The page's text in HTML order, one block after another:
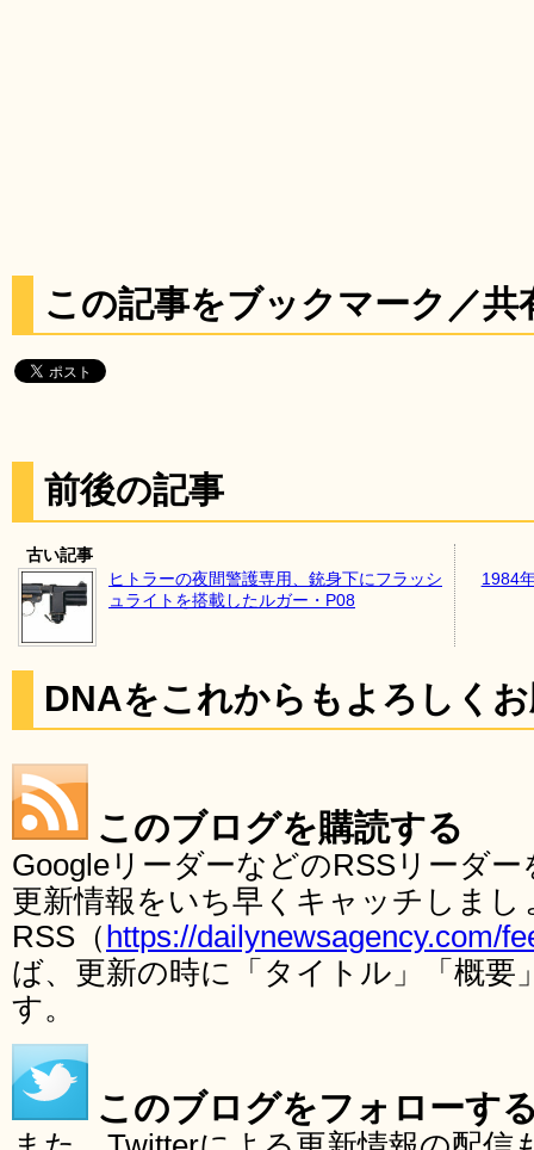
この記事をブックマーク／共
前後の記事
古い記事
ヒトラーの夜間警護専用、銃身下にフラッシ
ュライトを搭載したルガー・P08
1984
DNAをこれからもよろしく
このブログを購読する
GoogleリーダーなどのRSSリーダ
更新情報をいち早くキャッチしま
RSS（ https://dailynewsagency.com/
ば、更新の時に「タイトル」「概要
す。
このブログをフォローす